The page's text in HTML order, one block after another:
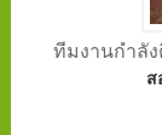
ทีมงานกำลั
ส